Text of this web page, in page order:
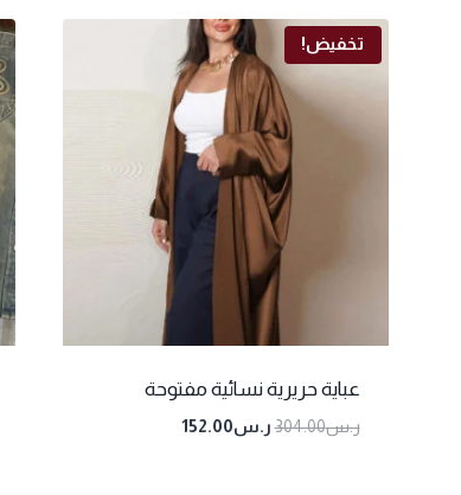
تخفيض!
عباية حريرية نسائية مفتوحة
ر.س304.00 ر.س152.00